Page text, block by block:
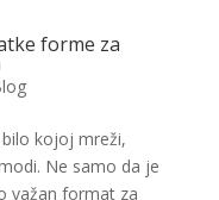
forme za
kojoj mreži,
Ne samo da je
važan format za